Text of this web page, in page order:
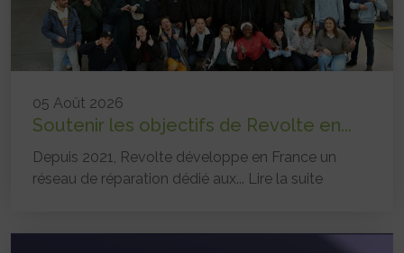
05 Août 2026
Soutenir les objectifs de Revolte en...
Depuis 2021, Revolte développe en France un
réseau de réparation dédié aux... Lire la suite